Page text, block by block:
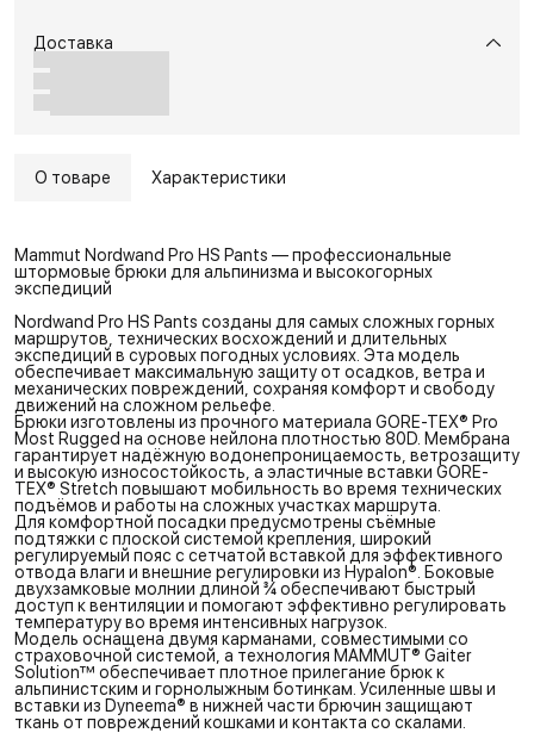
Доставка
О товаре Характеристики
Mammut Nordwand Pro HS Pants — профессиональные
штормовые брюки для альпинизма и высокогорных
экспедиций
Nordwand Pro HS Pants созданы для самых сложных горных
маршрутов, технических восхождений и длительных
экспедиций в суровых погодных условиях. Эта модель
обеспечивает максимальную защиту от осадков, ветра и
механических повреждений, сохраняя комфорт и свободу
движений на сложном рельефе.
Брюки изготовлены из прочного материала GORE-TEX® Pro
Most Rugged на основе нейлона плотностью 80D. Мембрана
гарантирует надёжную водонепроницаемость, ветрозащиту
и высокую износостойкость, а эластичные вставки GORE-
TEX® Stretch повышают мобильность во время технических
подъёмов и работы на сложных участках маршрута.
Для комфортной посадки предусмотрены съёмные
подтяжки с плоской системой крепления, широкий
регулируемый пояс с сетчатой вставкой для эффективного
отвода влаги и внешние регулировки из Hypalon®. Боковые
двухзамковые молнии длиной ¾ обеспечивают быстрый
доступ к вентиляции и помогают эффективно регулировать
температуру во время интенсивных нагрузок.
Модель оснащена двумя карманами, совместимыми со
страховочной системой, а технология MAMMUT® Gaiter
Solution™ обеспечивает плотное прилегание брюк к
альпинистским и горнолыжным ботинкам. Усиленные швы и
вставки из Dyneema® в нижней части брючин защищают
ткань от повреждений кошками и контакта со скалами.